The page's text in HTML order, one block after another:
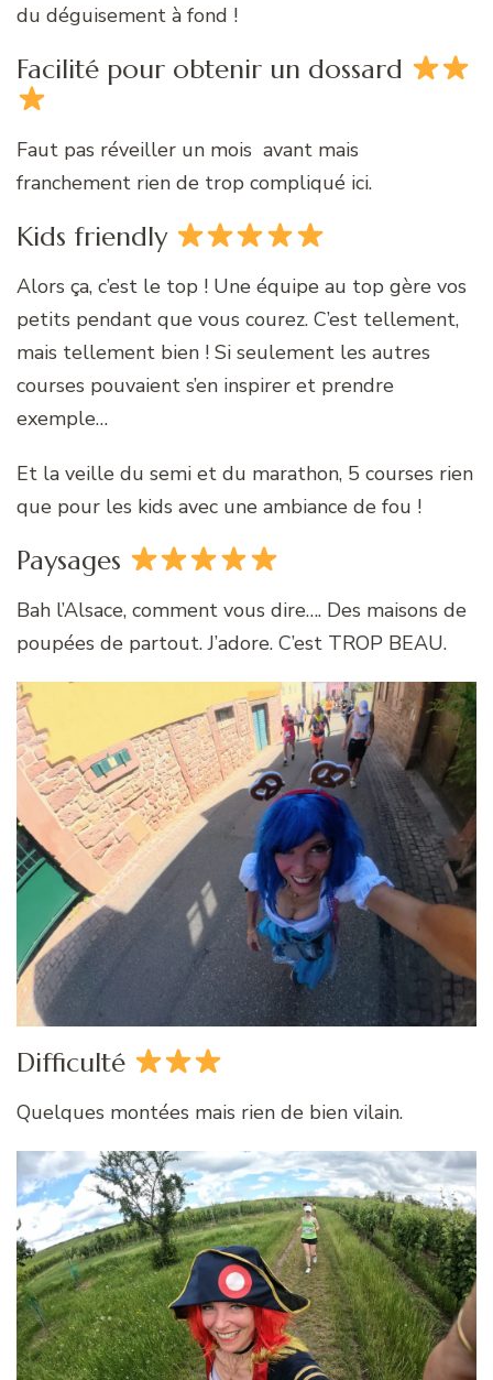
du déguisement à fond !
Facilité pour obtenir un dossard
Faut pas réveiller un mois avant mais
franchement rien de trop compliqué ici.
Kids friendly
Alors ça, c’est le top ! Une équipe au top gère vos
petits pendant que vous courez. C’est tellement,
mais tellement bien ! Si seulement les autres
courses pouvaient s’en inspirer et prendre
exemple…
Et la veille du semi et du marathon, 5 courses rien
que pour les kids avec une ambiance de fou !
Paysages
Bah l’Alsace, comment vous dire…. Des maisons de
poupées de partout. J’adore. C’est TROP BEAU.
Difficulté
Quelques montées mais rien de bien vilain.